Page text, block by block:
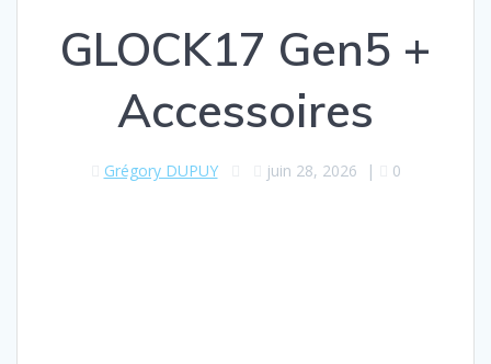
GLOCK17 Gen5 +
Accessoires
Grégory DUPUY juin 28, 2026 | 0